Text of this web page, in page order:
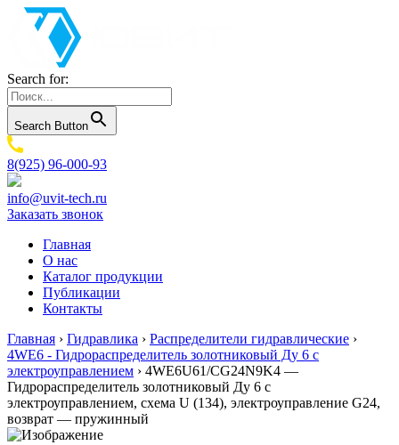
Search for:
Search Button
8(925) 96-000-93
info@uvit-tech.ru
Заказать звонок
Главная
О нас
Каталог продукции
Публикации
Контакты
Главная › Гидравлика › Распределители гидравлические ›
4WE6 - Гидрораспределитель золотниковый Ду 6 с
электроуправлением › 4WE6U61/CG24N9K4 —
Гидрораспределитель золотниковый Ду 6 с
электроуправлением, схема U (134), электроуправление G24,
возврат — пружинный